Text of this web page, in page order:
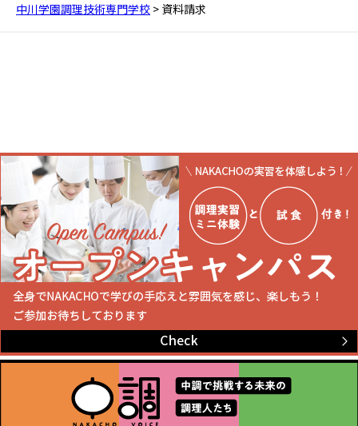
中川学園調理技術専門学校 > 資料請求